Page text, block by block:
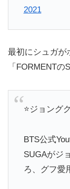
2021
最初にシュガが
「FORMENTの
⭐️ジョング
BTS公式
SUGAがジ
ろ、グフ愛